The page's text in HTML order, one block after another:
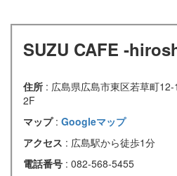
SUZU CAFE
住所 : 広島県広島市東区若草町
2F
マップ : Googleマップ
アクセス : 広島駅から徒歩1分
電話番号 : 082-568-5455